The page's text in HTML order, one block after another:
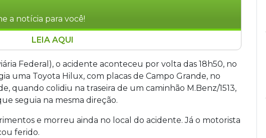
a notícia para você!
na noite desta quinta-feira (7) após colidir com sua
de um caminhão na BR-262, em Dois Irmãos do
Grande. O acidente ocorreu às 18h50 no km 439 da
de 51 anos, não se feriu e testou negativo no
interditada por uma hora.
LEIA AQUI
Federal), o acidente aconteceu por volta das 18h50, no
uma Toyota Hilux, com placas de Campo Grande, no
quando colidiu na traseira de um caminhão M.Benz/1513,
seguia na mesma direção.
e morreu ainda no local do acidente. Já o motorista
ferido.